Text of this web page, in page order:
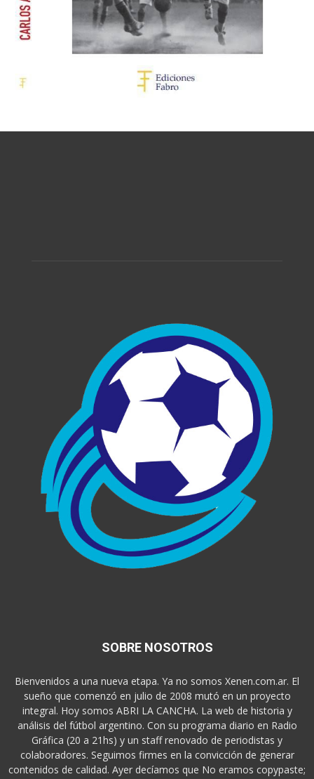
SOBRE NOSOTROS
Bienvenidos a una nueva etapa. Ya no somos Xenen.com.ar. El
sueño que comenzó en julio de 2008 mutó en un proyecto
integral. Hoy somos ABRI LA CANCHA. La web de historia y
análisis del fútbol argentino. Con su programa diario en Radio
Gráfica (20 a 21hs) y un staff renovado de periodistas y
colaboradores. Seguimos firmes en la convicción de generar
contenidos de calidad. Ayer decíamos que No eramos copypaste;